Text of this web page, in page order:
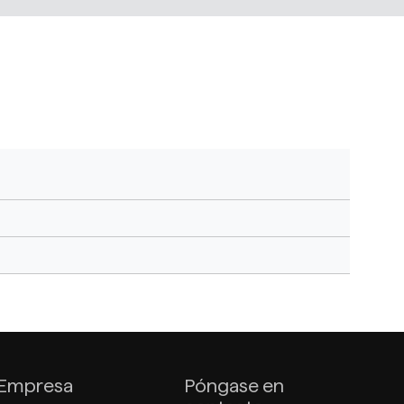
Póngase en